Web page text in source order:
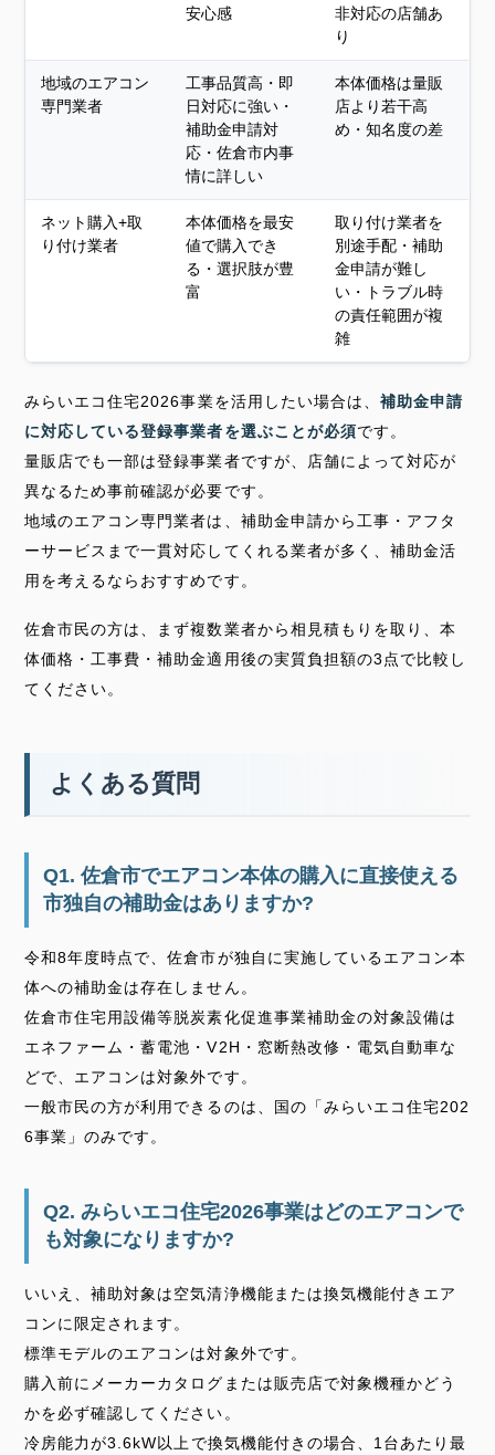
安心感
非対応の店舗あ
り
地域のエアコン
専門業者
工事品質高・即
日対応に強い・
補助金申請対
応・佐倉市内事
情に詳しい
本体価格は量販
店より若干高
め・知名度の差
ネット購入+取
り付け業者
本体価格を最安
値で購入でき
る・選択肢が豊
富
取り付け業者を
別途手配・補助
金申請が難し
い・トラブル時
の責任範囲が複
雑
みらいエコ住宅2026事業を活用したい場合は、 補助金申請
に対応している登録事業者を選ぶことが必須です。
量販店でも一部は登録事業者ですが、店舗によって対応が
異なるため事前確認が必要です。
地域のエアコン専門業者は、補助金申請から工事・アフタ
ーサービスまで一貫対応してくれる業者が多く、補助金活
用を考えるならおすすめです。
佐倉市民の方は、まず複数業者から相見積もりを取り、本
体価格・工事費・補助金適用後の実質負担額の3点で比較し
てください。
よくある質問
Q1. 佐倉市でエアコン本体の購入に直接使える
市独自の補助金はありますか?
令和8年度時点で、佐倉市が独自に実施しているエアコン本
体への補助金は存在しません。
佐倉市住宅用設備等脱炭素化促進事業補助金の対象設備は
エネファーム・蓄電池・V2H・窓断熱改修・電気自動車な
どで、エアコンは対象外です。
一般市民の方が利用できるのは、国の「みらいエコ住宅202
6事業」のみです。
Q2. みらいエコ住宅2026事業はどのエアコンで
も対象になりますか?
いいえ、補助対象は空気清浄機能または換気機能付きエア
コンに限定されます。
標準モデルのエアコンは対象外です。
購入前にメーカーカタログまたは販売店で対象機種かどう
かを必ず確認してください。
冷房能力が3.6kW以上で換気機能付きの場合、1台あたり最